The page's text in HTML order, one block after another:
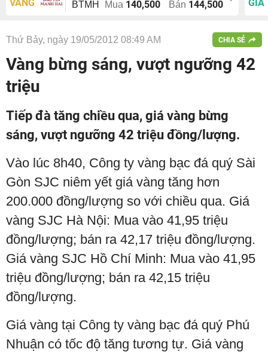
VÀNG
BTMH Mua 140,500 Bán 144,500
GIÁ
Thứ Bảy, ngày 19/05/2012 08:49 AM CHIA SẺ
Vàng bừng sáng, vượt ngưỡng 42
triệu
Tiếp đà tăng chiều qua, giá vàng bừng
sáng, vượt ngưỡng 42 triệu đồng/lượng.
Vào lúc 8h40, Công ty vàng bạc đá quý Sài
Gòn SJC niêm yết giá vàng tăng hơn
200.000 đồng/lượng so với chiều qua. Giá
vàng SJC Hà Nội: Mua vào 41,95 triệu
đồng/lượng; bán ra 42,17 triệu đồng/lượng.
Giá vàng SJC Hồ Chí Minh: Mua vào 41,95
triệu đồng/lượng; bán ra 42,15 triệu
đồng/lượng.
Giá vàng tại Công ty vàng bạc đá quý Phú
Nhuận có tốc độ tăng tương tự. Giá vàng